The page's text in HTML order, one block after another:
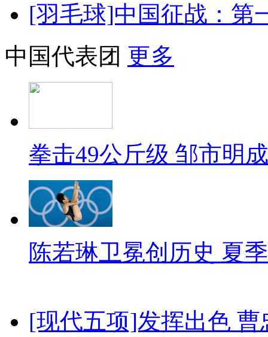
[羽毛球]中国征战：第
中国代表团 更多
拳击49公斤级 邹市明
陈若琳卫冕创历史 夏
[现代五项]发挥出色